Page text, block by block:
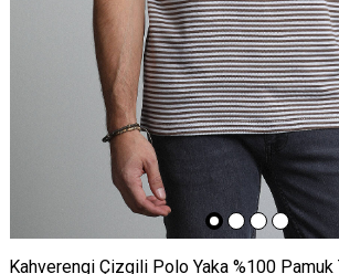
Kahverengi Çizgili Polo Yaka %100 Pamuk